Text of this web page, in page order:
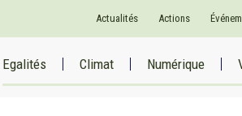
Actualités Actions
Egalités Climat Numérique